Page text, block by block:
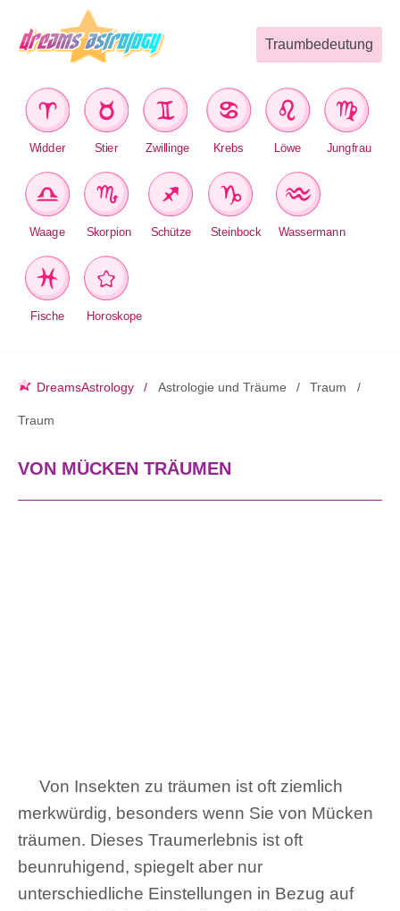
Traumbedeutung
Widder Stier Zwillinge Krebs Löwe Jungfrau
Waage Skorpion Schütze Steinbock Wassermann
Fische Horoskope
DreamsAstrology Astrologie und Träume Traum
Traum
VON MÜCKEN TRÄUMEN
Von Insekten zu träumen ist oft ziemlich
merkwürdig, besonders wenn Sie von Mücken
träumen. Dieses Traumerlebnis ist oft
beunruhigend, spiegelt aber nur
unterschiedliche Einstellungen in Bezug auf